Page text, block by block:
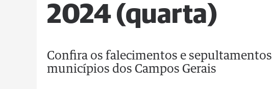
2024 (quarta)
Confira os falecimentos e sepultamentos
municípios dos Campos Gerais